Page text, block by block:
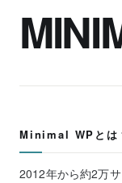
Minimal WPとは
2012年から約2万